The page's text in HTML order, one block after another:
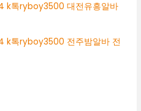
k톡ryboy3500 대전유흥알바
k톡ryboy3500 전주밤알바 전